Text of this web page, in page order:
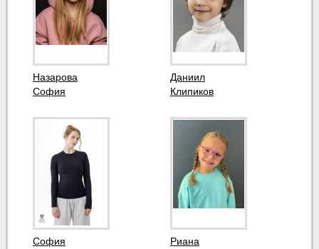
Назарова
София
Даниил
Клипиков
София
Риана